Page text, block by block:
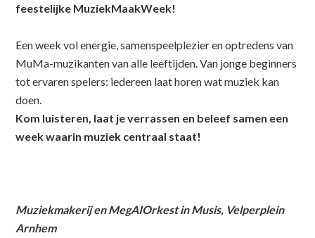
feestelijke MuziekMaakWeek!
Een week vol energie, samenspeelplezier en optredens van
MuMa-muzikanten van alle leeftijden. Van jonge beginners
tot ervaren spelers: iedereen laat horen wat muziek kan
doen.
Kom luisteren, laat je verrassen en beleef samen een
week waarin muziek centraal staat!
Muziekmakerij en MegAIOrkest in Musis, Velperplein
Arnhem